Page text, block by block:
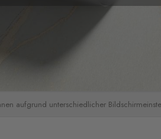
aufgrund unterschiedlicher